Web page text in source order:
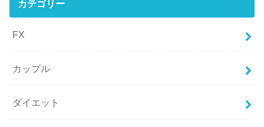
カテゴリー
FX
カップル
ダイエット